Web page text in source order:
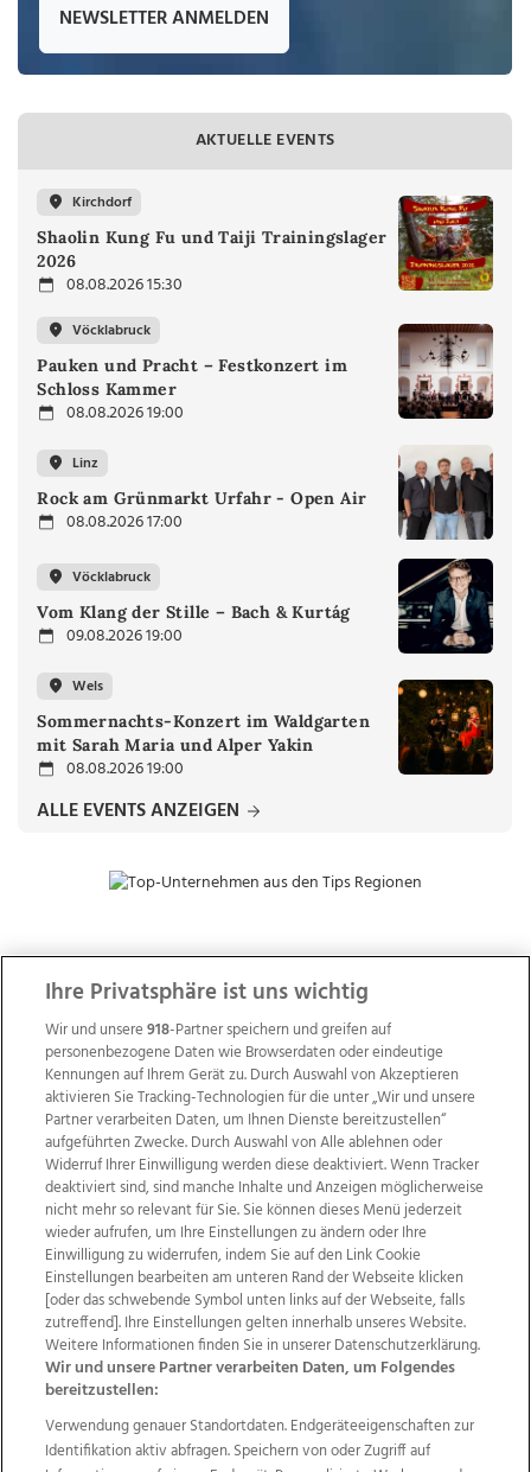
NEWSLETTER ANMELDEN
AKTUELLE EVENTS
Kirchdorf
Shaolin Kung Fu und Taiji Trainingslager
2026
08.08.2026 15:30
Vöcklabruck
Pauken und Pracht – Festkonzert im
Schloss Kammer
08.08.2026 19:00
Linz
Rock am Grünmarkt Urfahr - Open Air
08.08.2026 17:00
Vöcklabruck
Vom Klang der Stille – Bach & Kurtág
09.08.2026 19:00
Wels
Sommernachts-Konzert im Waldgarten
mit Sarah Maria und Alper Yakin
08.08.2026 19:00
ALLE EVENTS ANZEIGEN
ZUR NACHRICHTENÜBERSICHT
Wir über uns Mediadaten Kontakt
Jobs
Datenschutz
Impressum
AGB Anzeigekunden
AGB Website
Ehrenkodex Politische Werbung
Weitere Angebote des Medienhauses Wimmer
Ihre Privatsphäre ist uns wichtig
Wir und unsere918-Partner speichern und greifen auf
personenbezogene Daten wie Browserdaten oder eindeutige
Kennungen auf Ihrem Gerät zu. Durch Auswahl von Akzeptieren
aktivieren Sie Tracking-Technologien für die unter „Wir und unsere
Partner verarbeiten Daten, um Ihnen Dienste bereitzustellen“
aufgeführten Zwecke. Durch Auswahl von Alle ablehnen oder
Widerruf Ihrer Einwilligung werden diese deaktiviert. Wenn Tracker
deaktiviert sind, sind manche Inhalte und Anzeigen möglicherweise
nicht mehr so relevant für Sie. Sie können dieses Menü jederzeit
wieder aufrufen, um Ihre Einstellungen zu ändern oder Ihre
Einwilligung zu widerrufen, indem Sie auf den Link Cookie
Einstellungen bearbeiten am unteren Rand der Webseite klicken
[oder das schwebende Symbol unten links auf der Webseite, falls
zutreffend]. Ihre Einstellungen gelten innerhalb unseres Website.
Weitere Informationen finden Sie in unserer Datenschutzerklärung.
Wir und unsere Partner verarbeiten Daten, um Folgendes
bereitzustellen:
Verwendung genauer Standortdaten. Endgeräteeigenschaften zur
Identifikation aktiv abfragen. Speichern von oder Zugriff auf